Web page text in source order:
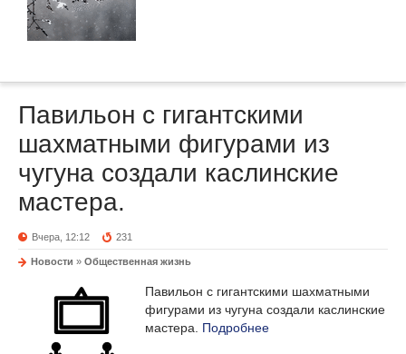
Павильон с гигантскими
шахматными фигурами из
чугуна создали каслинские
мастера.
Вчера, 12:12 231
Новости » Общественная жизнь
Павильон с гигантскими шахматными
фигурами из чугуна создали каслинские
мастера. Подробнее